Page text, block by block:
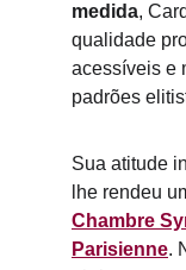
medida,
qualidade
acessíveis e
padrões
Sua atitude
lhe rendeu
Chambre
Parisienne.